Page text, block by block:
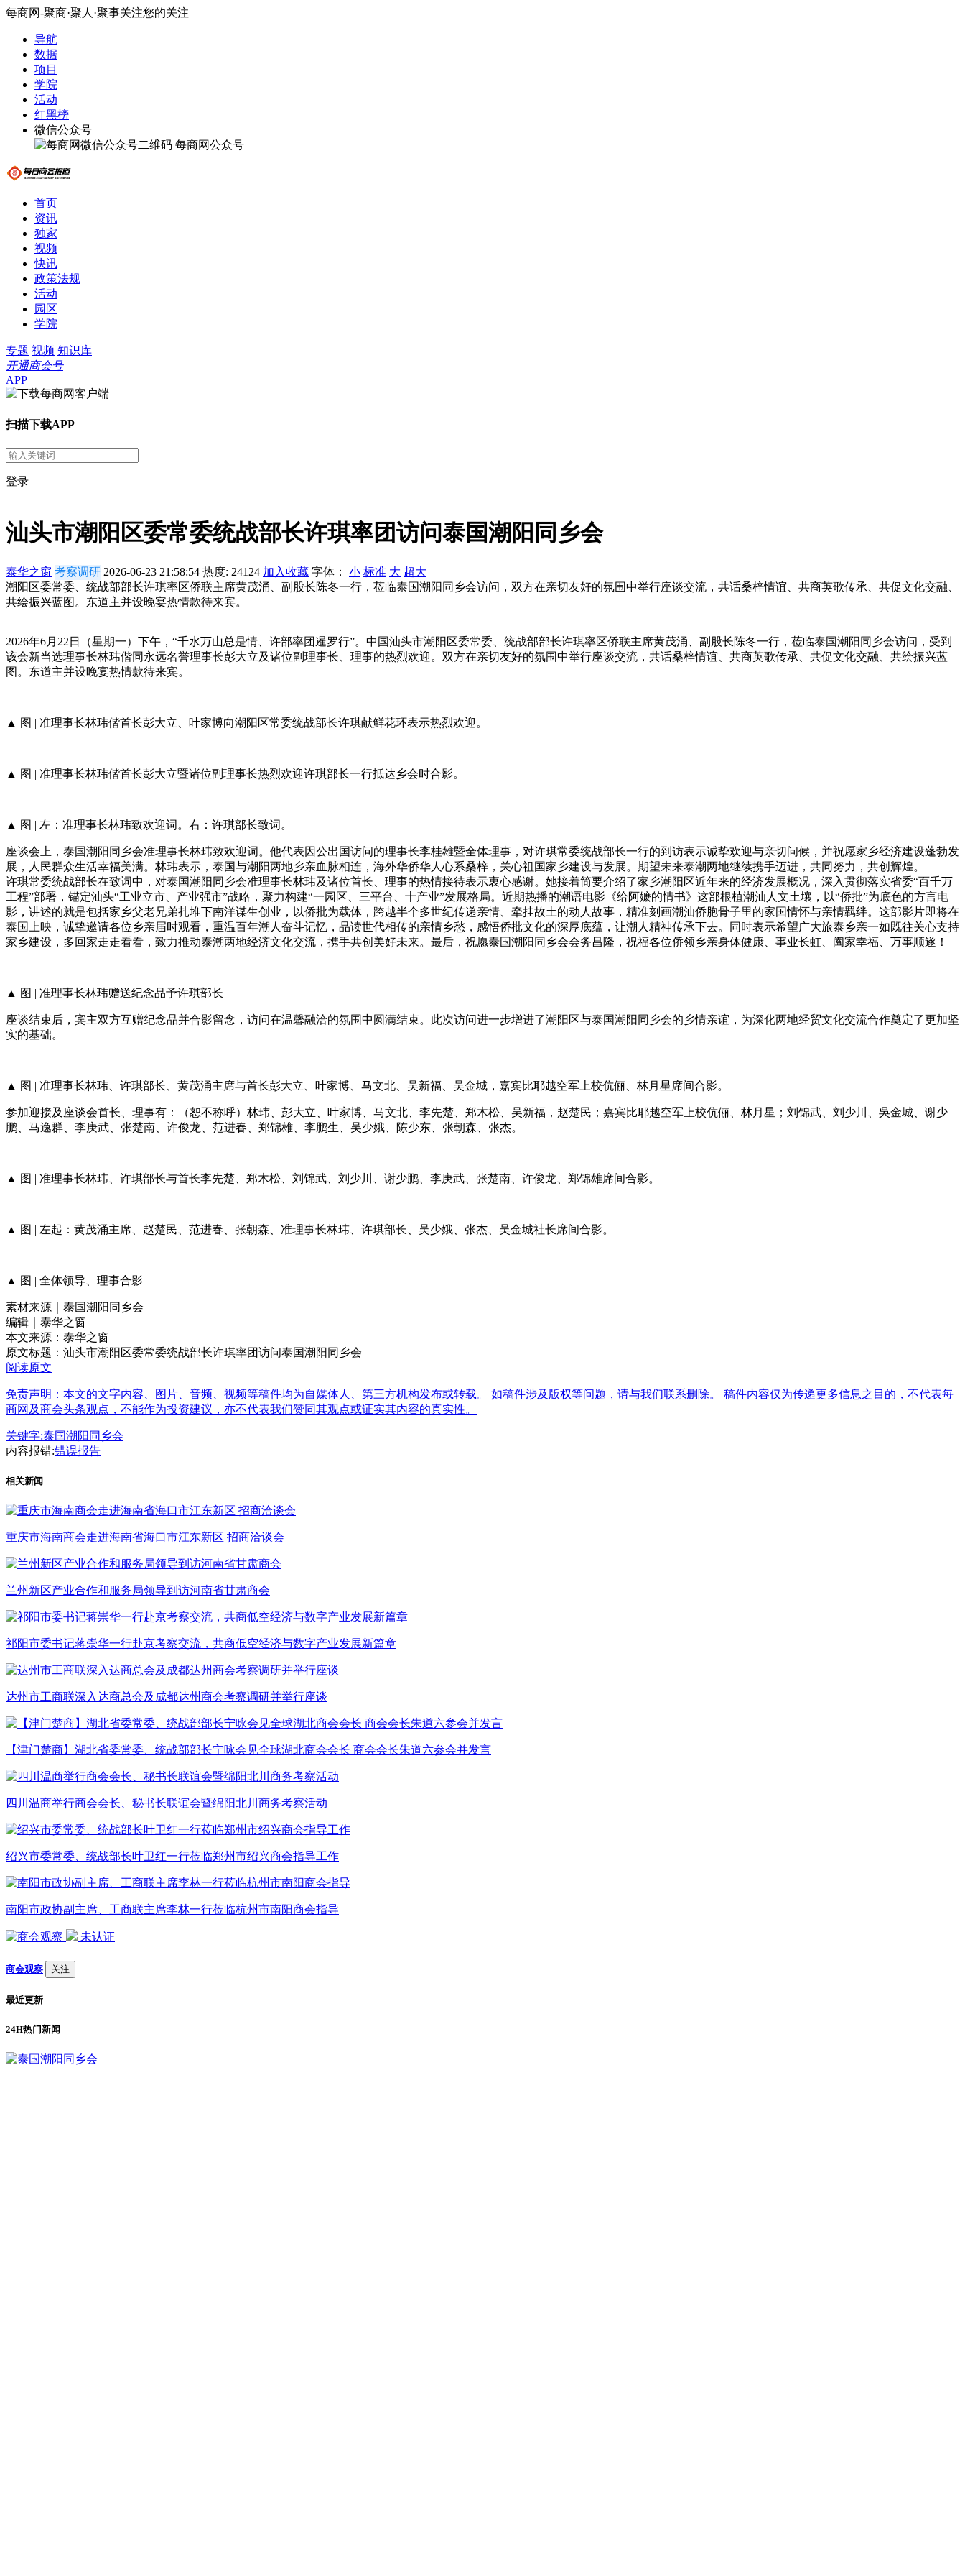
每商网-聚商·聚人·聚事关注您的关注
导航
数据
项目
学院
活动
红黑榜
微信公众号
每商网公众号
首页
资讯
独家
视频
快讯
政策法规
活动
园区
学院
专题 视频 知识库
开通商会号
APP
扫描下载APP
登录
汕头市潮阳区委常委统战部长许琪率团访问泰国潮阳同乡会
泰华之窗 考察调研 2026-06-23 21:58:54 热度: 24124 加入收藏 字体： 小 标准 大 超大
潮阳区委常委、统战部部长许琪率区侨联主席黄茂涌、副股长陈冬一行，莅临泰国潮阳同乡会访问，双方在亲切友好的氛围中举行座谈交流，共话桑梓情谊、共商英歌传承、共促文化交融、
共绘振兴蓝图。东道主并设晚宴热情款待来宾。
2026年6月22日（星期一）下午，“千水万山总是情、许部率团暹罗行”。中国汕头市潮阳区委常委、统战部部长许琪率区侨联主席黄茂涌、副股长陈冬一行，莅临泰国潮阳同乡会访问，受到
该会新当选理事长林玮偕同永远名誉理事长彭大立及诸位副理事长、理事的热烈欢迎。双方在亲切友好的氛围中举行座谈交流，共话桑梓情谊、共商英歌传承、共促文化交融、共绘振兴蓝
图。东道主并设晚宴热情款待来宾。
▲ 图 | 准理事长林玮偕首长彭大立、叶家博向潮阳区常委统战部长许琪献鲜花环表示热烈欢迎。
▲ 图 | 准理事长林玮偕首长彭大立暨诸位副理事长热烈欢迎许琪部长一行抵达乡会时合影。
▲ 图 | 左：准理事长林玮致欢迎词。右：许琪部长致词。
座谈会上，泰国潮阳同乡会准理事长林玮致欢迎词。他代表因公出国访问的理事长李桂雄暨全体理事，对许琪常委统战部长一行的到访表示诚挚欢迎与亲切问候，并祝愿家乡经济建设蓬勃发
展，人民群众生活幸福美满。林玮表示，泰国与潮阳两地乡亲血脉相连，海外华侨华人心系桑梓，关心祖国家乡建设与发展。期望未来泰潮两地继续携手迈进，共同努力，共创辉煌。
许琪常委统战部长在致词中，对泰国潮阳同乡会准理事长林玮及诸位首长、理事的热情接待表示衷心感谢。她接着简要介绍了家乡潮阳区近年来的经济发展概况，深入贯彻落实省委“百千万
工程”部署，锚定汕头“工业立市、产业强市”战略，聚力构建“一园区、三平台、十产业”发展格局。近期热播的潮语电影《给阿嬷的情书》这部根植潮汕人文土壤，以“侨批”为底色的方言电
影，讲述的就是包括家乡父老兄弟扎堆下南洋谋生创业，以侨批为载体，跨越半个多世纪传递亲情、牵挂故土的动人故事，精准刻画潮汕侨胞骨子里的家国情怀与亲情羁绊。这部影片即将在
泰国上映，诚挚邀请各位乡亲届时观看，重温百年潮人奋斗记忆，品读世代相传的亲情乡愁，感悟侨批文化的深厚底蕴，让潮人精神传承下去。同时表示希望广大旅泰乡亲一如既往关心支持
家乡建设，多回家走走看看，致力推动泰潮两地经济文化交流，携手共创美好未来。最后，祝愿泰国潮阳同乡会会务昌隆，祝福各位侨领乡亲身体健康、事业长虹、阖家幸福、万事顺遂！
▲ 图 | 准理事长林玮赠送纪念品予许琪部长
座谈结束后，宾主双方互赠纪念品并合影留念，访问在温馨融洽的氛围中圆满结束。此次访问进一步增进了潮阳区与泰国潮阳同乡会的乡情亲谊，为深化两地经贸文化交流合作奠定了更加坚
实的基础。
▲ 图 | 准理事长林玮、许琪部长、黄茂涌主席与首长彭大立、叶家博、马文北、吴新福、吴金城，嘉宾比耶越空军上校伉俪、林月星席间合影。
参加迎接及座谈会首长、理事有：（恕不称呼）林玮、彭大立、叶家博、马文北、李先楚、郑木松、吴新福，赵楚民；嘉宾比耶越空军上校伉俪、林月星；刘锦武、刘少川、吳金城、谢少
鹏、马逸群、李庚武、张楚南、许俊龙、范进春、郑锦雄、李鹏生、吴少娥、陈少东、张朝森、张杰。
▲ 图 | 准理事长林玮、许琪部长与首长李先楚、郑木松、刘锦武、刘少川、谢少鹏、李庚武、张楚南、许俊龙、郑锦雄席间合影。
▲ 图 | 左起：黄茂涌主席、赵楚民、范进春、张朝森、准理事长林玮、许琪部长、吴少娥、张杰、吴金城社长席间合影。
▲ 图 | 全体领导、理事合影
素材来源｜泰国潮阳同乡会
编辑｜泰华之窗
本文来源：泰华之窗
原文标题： 汕头市潮阳区委常委统战部长许琪率团访问泰国潮阳同乡会
阅读原文
免责声明：本文的文字内容、图片、音频、视频等稿件均为自媒体人、第三方机构发布或转载。 如稿件涉及版权等问题，请与我们联系删除。 稿件内容仅为传递更多信息之目的，不代表每
商网及商会头条观点，不能作为投资建议，亦不代表我们赞同其观点或证实其内容的真实性。
关键字:泰国潮阳同乡会
内容报错:错误报告
相关新闻
重庆市海南商会走进海南省海口市江东新区 招商洽谈会
兰州新区产业合作和服务局领导到访河南省甘肃商会
祁阳市委书记蒋崇华一行赴京考察交流，共商低空经济与数字产业发展新篇章
达州市工商联深入达商总会及成都达州商会考察调研并举行座谈
【津门楚商】湖北省委常委、统战部部长宁咏会见全球湖北商会会长 商会会长朱道六参会并发言
四川温商举行商会会长、秘书长联谊会暨绵阳北川商务考察活动
绍兴市委常委、统战部长叶卫红一行莅临郑州市绍兴商会指导工作
南阳市政协副主席、工商联主席李林一行莅临杭州市南阳商会指导
未认证
商会观察 关注
最近更新
24H热门新闻
1